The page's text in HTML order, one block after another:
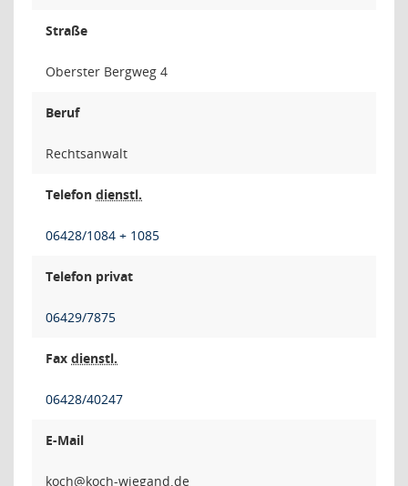
Straße
Oberster Bergweg 4
Beruf
Rechtsanwalt
Telefon dienstl.
06428/1084 + 1085
Telefon privat
06429/7875
Fax dienstl.
06428/40247
E-Mail